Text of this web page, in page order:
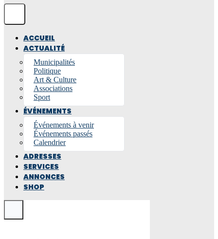
ACCUEIL
ACTUALITÉ
Municipalités
Politique
Art & Culture
Associations
Sport
ÉVÉNEMENTS
Événements à venir
Événements passés
Calendrier
ADRESSES
SERVICES
ANNONCES
SHOP